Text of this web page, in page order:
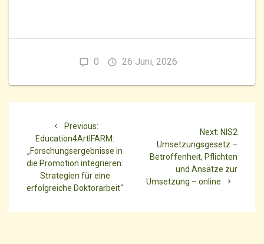
0 26 Juni, 2026
Previous:Previous
post:
Education4ArtIFARM:
„Forschungsergebnisse in
die Promotion integrieren:
Strategien für eine
erfolgreiche Doktorarbeit“
Next: Next
post:
NIS2
Umsetzungsgesetz –
Betroffenheit, Pflichten
und Ansätze zur
Umsetzung – online